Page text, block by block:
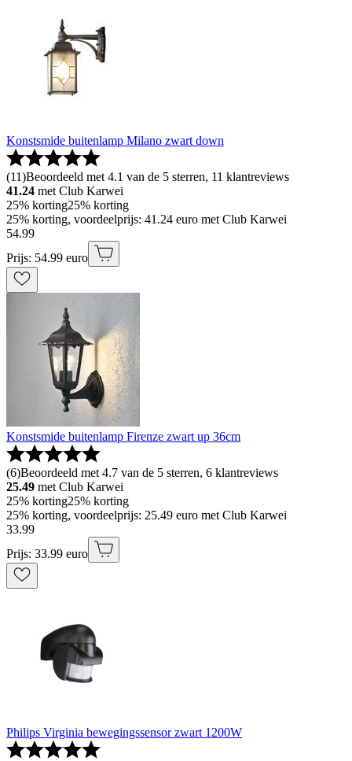
Konstsmide buitenlamp Milano zwart down
(11)Beoordeeld met 4.1 van de 5 sterren, 11 klantreviews
41.24 met Club Karwei
25% korting25% korting
25% korting, voordeelprijs: 41.24 euro met Club Karwei
54.99
Prijs: 54.99 euro
Konstsmide buitenlamp Firenze zwart up 36cm
(6)Beoordeeld met 4.7 van de 5 sterren, 6 klantreviews
25.49 met Club Karwei
25% korting25% korting
25% korting, voordeelprijs: 25.49 euro met Club Karwei
33.99
Prijs: 33.99 euro
Philips Virginia bewegingssensor zwart 1200W